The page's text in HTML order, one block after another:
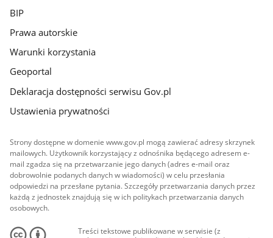
BIP
Prawa autorskie
Warunki korzystania
Geoportal
Deklaracja dostępności serwisu Gov.pl
Ustawienia prywatności
Strony dostępne w domenie www.gov.pl mogą zawierać adresy skrzynek
mailowych. Użytkownik korzystający z odnośnika będącego adresem e-
mail zgadza się na przetwarzanie jego danych (adres e-mail oraz
dobrowolnie podanych danych w wiadomości) w celu przesłania
odpowiedzi na przesłane pytania. Szczegóły przetwarzania danych przez
każdą z jednostek znajdują się w ich politykach przetwarzania danych
osobowych.
Treści tekstowe publikowane w serwisie (z